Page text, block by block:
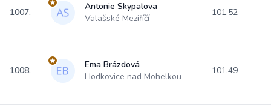
1007.
Antonie Skypalova
Valašské Meziříčí
101.52
1008.
Ema Brázdová
Hodkovice nad Mohelkou
101.49